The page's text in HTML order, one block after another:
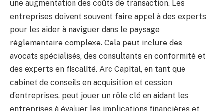
une augmentation des coûts de transaction. Les
entreprises doivent souvent faire appel à des experts
pour les aider à naviguer dans le paysage
réglementaire complexe. Cela peut inclure des
avocats spécialisés, des consultants en conformité et
des experts en fiscalité. Arc Capital, en tant que
cabinet de conseils en acquisition et cession
d’entreprises, peut jouer un rôle clé en aidant les
entreprises à évaluer les implications financières et